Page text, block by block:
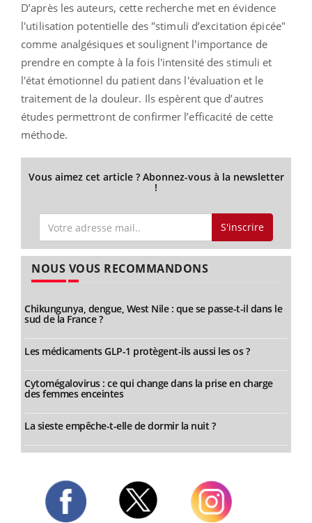
D’après les auteurs, cette recherche met en évidence
l'utilisation potentielle des "stimuli d’excitation épicée"
comme analgésiques et soulignent l'importance de
prendre en compte à la fois l'intensité des stimuli et
l'état émotionnel du patient dans l'évaluation et le
traitement de la douleur. Ils espèrent que d’autres
études permettront de confirmer l’efficacité de cette
méthode.
Vous aimez cet article ? Abonnez-vous à la newsletter
!
S'inscrire
NOUS VOUS RECOMMANDONS
Chikungunya, dengue, West Nile : que se passe-t-il dans le
sud de la France ?
Les médicaments GLP-1 protègent-ils aussi les os ?
Cytomégalovirus : ce qui change dans la prise en charge
des femmes enceintes
La sieste empêche-t-elle de dormir la nuit ?